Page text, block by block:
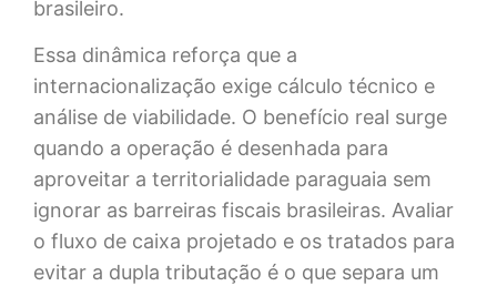
brasileiro.
Essa dinâmica reforça que a
internacionalização exige cálculo técnico e
análise de viabilidade. O benefício real surge
quando a operação é desenhada para
aproveitar a territorialidade paraguaia sem
ignorar as barreiras fiscais brasileiras. Avaliar
o fluxo de caixa projetado e os tratados para
evitar a dupla tributação é o que separa um